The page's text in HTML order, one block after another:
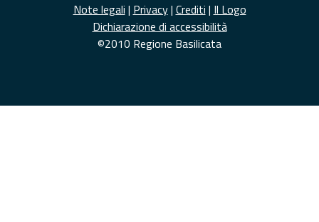
Note legali | Privacy| Crediti | Il Logo
Dichiarazione di accessibilità
©2010 Regione Basilicata